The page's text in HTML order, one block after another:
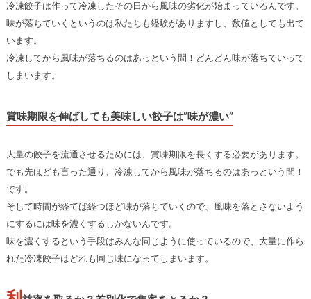
冷凍餃子は作って冷凍したその日から風味の劣化が始まっているんです。
味が落ちていくというのは私たちも経験がありますし、数値としても出て
います。
冷凍してから風味が落ちるのはあっという間！どんどん味が落ちていって
しまいます。
賞味期限を伸ばしても美味しい餃子は”味が濃い”
大量の餃子を流通させるためには、賞味期限を長くする必要があります。
でも先ほども言った通り、冷凍してから風味が落ちるのはあっという間！
です。
そして時間が経てば経つほど味が落ちていくので、風味を落とさないよう
にするには味を濃くするしかないんです。
味を濃くするという手段はみんな同じように使っているので、大量に作ら
れた冷凍餃子はどれも同じ味になってしまいます。